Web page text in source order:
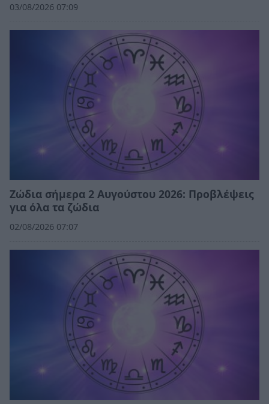
03/08/2026 07:09
Ζώδια σήμερα 2 Αυγούστου 2026: Προβλέψεις
για όλα τα ζώδια
02/08/2026 07:07